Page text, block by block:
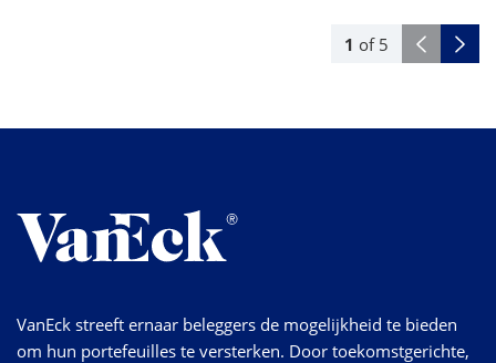
1 of 5
VanEck streeft ernaar beleggers de mogelijkheid te bieden
om hun portefeuilles te versterken. Door toekomstgerichte,